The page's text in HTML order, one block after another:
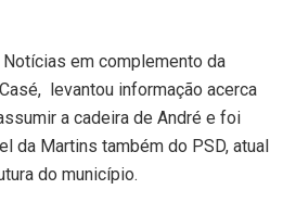
em complemento da
levantou informação acerca
a cadeira de André e foi
da Martins também do PSD, atual
do município.